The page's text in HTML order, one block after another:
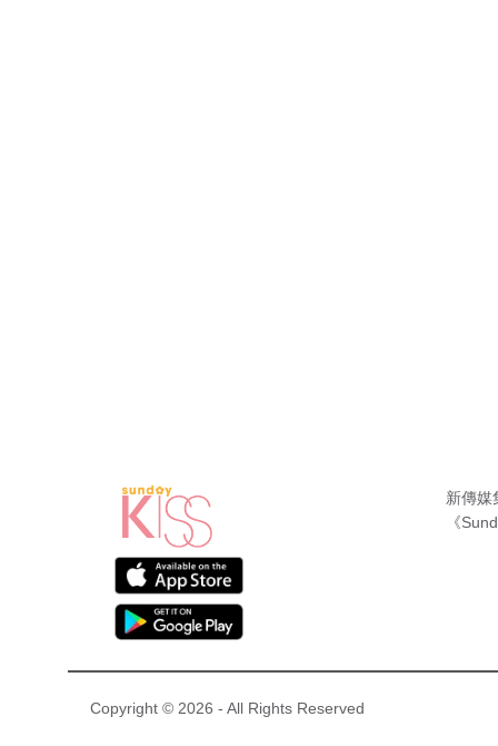
新傳媒
《
Copyright © 2026 - All Rights Reserved